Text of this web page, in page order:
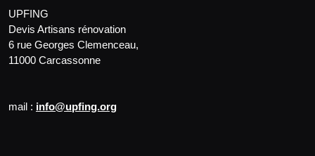
UPFING
Devis Artisans rénovation
6 rue Georges Clemenceau,
11000 Carcassonne
mail : info@upfing.org